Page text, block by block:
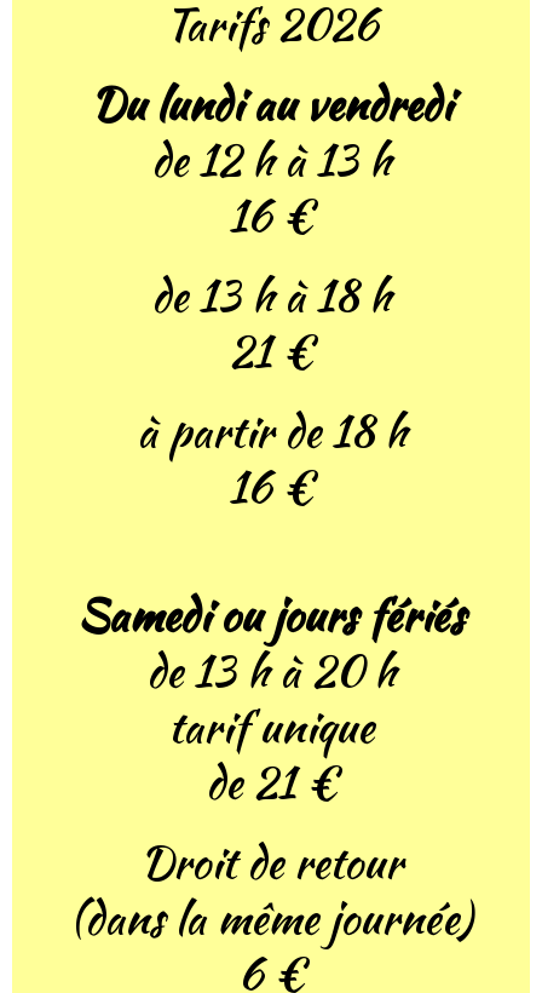
Tarifs 2026
Du lundi au vendredi
de 12 h à 13 h
16 €
de 13 h à 18 h
21 €
à partir de 18 h
16 €
Samedi ou jours fériés
de 13 h à 20 h
tarif unique
de 21 €
Droit de retour
(dans la même journée)
6 €